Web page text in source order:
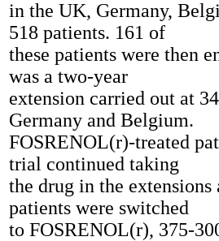
in the UK, Germany,
518 patients. 161 of
these patients were then
was a two-year
extension carried out at
Germany and Belgium.
FOSRENOL(r)-treated
trial continued taking
the drug in the
patients were switched
to FOSRENOL(r), 375-